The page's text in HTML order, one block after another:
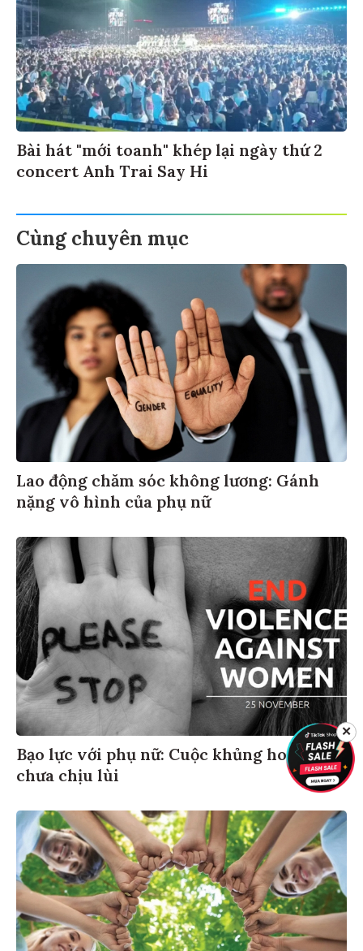
Bài hát "mới toanh" khép lại ngày thứ 2
concert Anh Trai Say Hi
Cùng chuyên mục
Lao động chăm sóc không lương: Gánh
nặng vô hình của phụ nữ
Bạo lực với phụ nữ: Cuộc khủng hoảng
chưa chịu lùi
✕